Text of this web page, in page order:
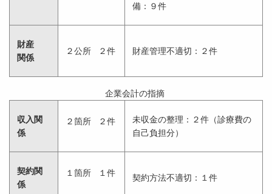
備：９件
財産
関係
２公所 ２件 財産管理不適切：２件
企業会計の指摘
収入関
係
２箇所 ２件
未収金の整理：２件（診療費の
自己負担分）
契約関
係
１箇所 １件 契約方法不適切：１件